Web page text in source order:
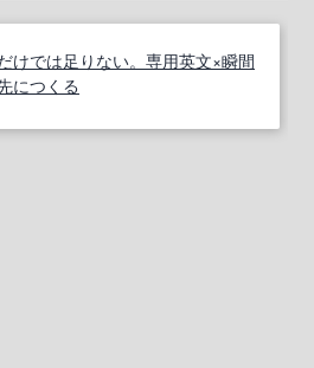
けでは足りない。専用英文×瞬間
につくる